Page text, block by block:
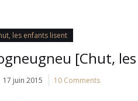
les enfants lisent
[Chut,
17 juin 2015 10 Comments